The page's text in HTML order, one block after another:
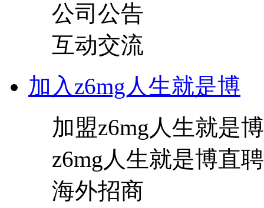
公司公告
互动交流
加入z6mg人生就是博
加盟z6mg人生就是博
z6mg人生就是博直聘
海外招商